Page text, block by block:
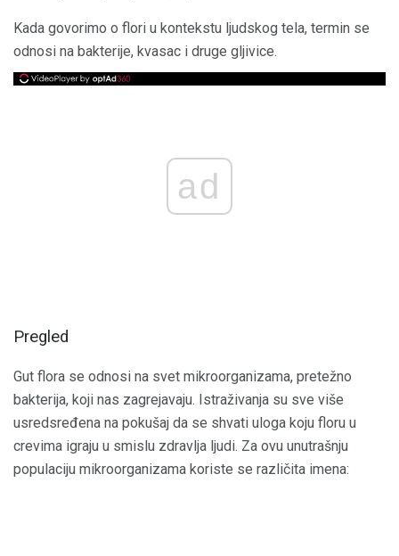
Kada govorimo o flori u kontekstu ljudskog tela, termin se
odnosi na bakterije, kvasac i druge gljivice.
ad
Pregled
Gut flora se odnosi na svet mikroorganizama, pretežno
bakterija, koji nas zagrejavaju. Istraživanja su sve više
usredsređena na pokušaj da se shvati uloga koju floru u
crevima igraju u smislu zdravlja ljudi. Za ovu unutrašnju
populaciju mikroorganizama koriste se različita imena: